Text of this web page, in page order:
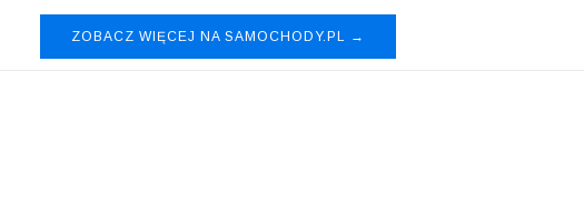
ZOBACZ WIĘCEJ NA SAMOCHODY.PL →